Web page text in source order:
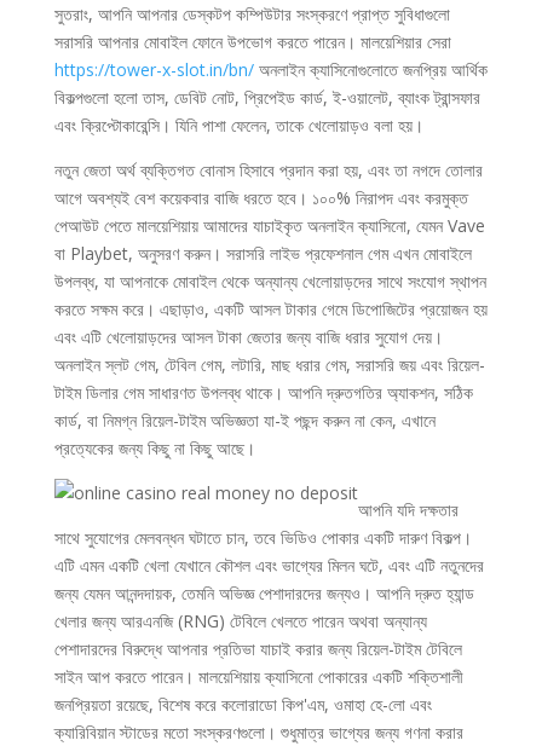
সুতরাং, আপনি আপনার ডেস্কটপ কম্পিউটার সংস্করণে প্রাপ্ত সুবিধাগুলো
সরাসরি আপনার মোবাইল ফোনে উপভোগ করতে পারেন। মালয়েশিয়ার সেরা
https://tower-x-slot.in/bn/অনলাইন ক্যাসিনোগুলোতে জনপ্রিয় আর্থিক
বিকল্পগুলো হলো তাস, ডেবিট নোট, প্রিপেইড কার্ড, ই-ওয়ালেট, ব্যাংক ট্রান্সফার
এবং ক্রিপ্টোকারেন্সি। যিনি পাশা ফেলেন, তাকে খেলোয়াড়ও বলা হয়।
নতুন জেতা অর্থ ব্যক্তিগত বোনাস হিসাবে প্রদান করা হয়, এবং তা নগদে তোলার
আগে অবশ্যই বেশ কয়েকবার বাজি ধরতে হবে। ১০০% নিরাপদ এবং করমুক্ত
পেআউট পেতে মালয়েশিয়ায় আমাদের যাচাইকৃত অনলাইন ক্যাসিনো, যেমন Vave
বা Playbet, অনুসরণ করুন। সরাসরি লাইভ প্রফেশনাল গেম এখন মোবাইলে
উপলব্ধ, যা আপনাকে মোবাইল থেকে অন্যান্য খেলোয়াড়দের সাথে সংযোগ স্থাপন
করতে সক্ষম করে। এছাড়াও, একটি আসল টাকার গেমে ডিপোজিটের প্রয়োজন হয়
এবং এটি খেলোয়াড়দের আসল টাকা জেতার জন্য বাজি ধরার সুযোগ দেয়।
অনলাইন স্লট গেম, টেবিল গেম, লটারি, মাছ ধরার গেম, সরাসরি জয় এবং রিয়েল-
টাইম ডিলার গেম সাধারণত উপলব্ধ থাকে। আপনি দ্রুতগতির অ্যাকশন, সঠিক
কার্ড, বা নিমগ্ন রিয়েল-টাইম অভিজ্ঞতা যা-ই পছন্দ করুন না কেন, এখানে
প্রত্যেকের জন্য কিছু না কিছু আছে।
আপনি যদি দক্ষতার
সাথে সুযোগের মেলবন্ধন ঘটাতে চান, তবে ভিডিও পোকার একটি দারুণ বিকল্প।
এটি এমন একটি খেলা যেখানে কৌশল এবং ভাগ্যের মিলন ঘটে, এবং এটি নতুনদের
জন্য যেমন আনন্দদায়ক, তেমনি অভিজ্ঞ পেশাদারদের জন্যও। আপনি দ্রুত হ্যান্ড
খেলার জন্য আরএনজি (RNG) টেবিলে খেলতে পারেন অথবা অন্যান্য
পেশাদারদের বিরুদ্ধে আপনার প্রতিভা যাচাই করার জন্য রিয়েল-টাইম টেবিলে
সাইন আপ করতে পারেন। মালয়েশিয়ায় ক্যাসিনো পোকারের একটি শক্তিশালী
জনপ্রিয়তা রয়েছে, বিশেষ করে কলোরাডো কিপ'এম, ওমাহা হে-লো এবং
ক্যারিবিয়ান স্টাডের মতো সংস্করণগুলো। শুধুমাত্র ভাগ্যের জন্য গণনা করার